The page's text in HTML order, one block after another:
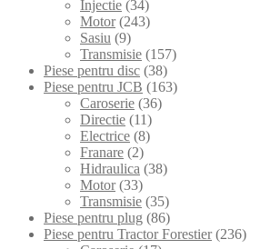
Injectie (34)
Motor (243)
Sasiu (9)
Transmisie (157)
Piese pentru disc (38)
Piese pentru JCB (163)
Caroserie (36)
Directie (11)
Electrice (8)
Franare (2)
Hidraulica (38)
Motor (33)
Transmisie (35)
Piese pentru plug (86)
Piese pentru Tractor Forestier (236)